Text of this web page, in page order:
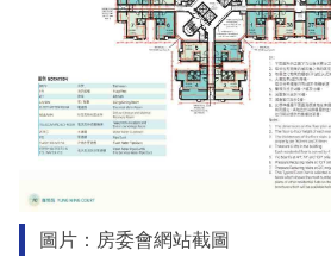
圖片：房委會網站截圖